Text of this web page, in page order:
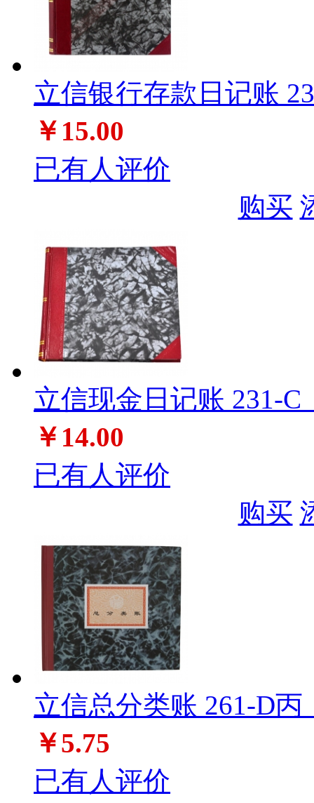
立信银行存款日记账
￥15.00
已有人评价
购买
立信现金日记账 231-C
￥14.00
已有人评价
购买
立信总分类账 261-D丙
￥5.75
已有人评价